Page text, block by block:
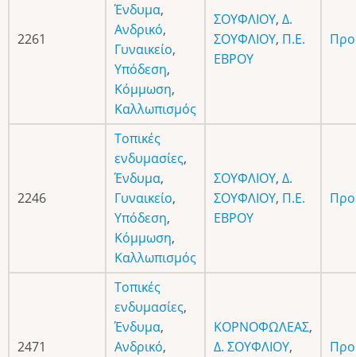
2261
Ένδυμα,
Ανδρικό,
Γυναικείο,
Υπόδεση,
Κόμμωση,
Καλλωπισμός
ΣΟΥΦΛΙΟΥ, Δ.
ΣΟΥΦΛΙΟΥ, Π.Ε.
ΕΒΡΟΥ
2246
Τοπικές
ενδυμασίες,
Ένδυμα,
Γυναικείο,
Υπόδεση,
Κόμμωση,
Καλλωπισμός
ΣΟΥΦΛΙΟΥ, Δ.
ΣΟΥΦΛΙΟΥ, Π.Ε.
ΕΒΡΟΥ
2471
Τοπικές
ενδυμασίες,
Ένδυμα,
Ανδρικό,
ΚΟΡΝΟΦΩΛΕΑΣ,
Δ. ΣΟΥΦΛΙΟΥ,